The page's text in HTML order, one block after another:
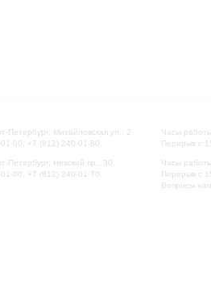
Петербург, Михайловская ул., 2
00, +7 (812) 240-01-80
Петербург, Невский пр., 30
00, +7 (812) 240-01-70
Часы
Перерыв с
Часы
Перерыв с
Вопросы